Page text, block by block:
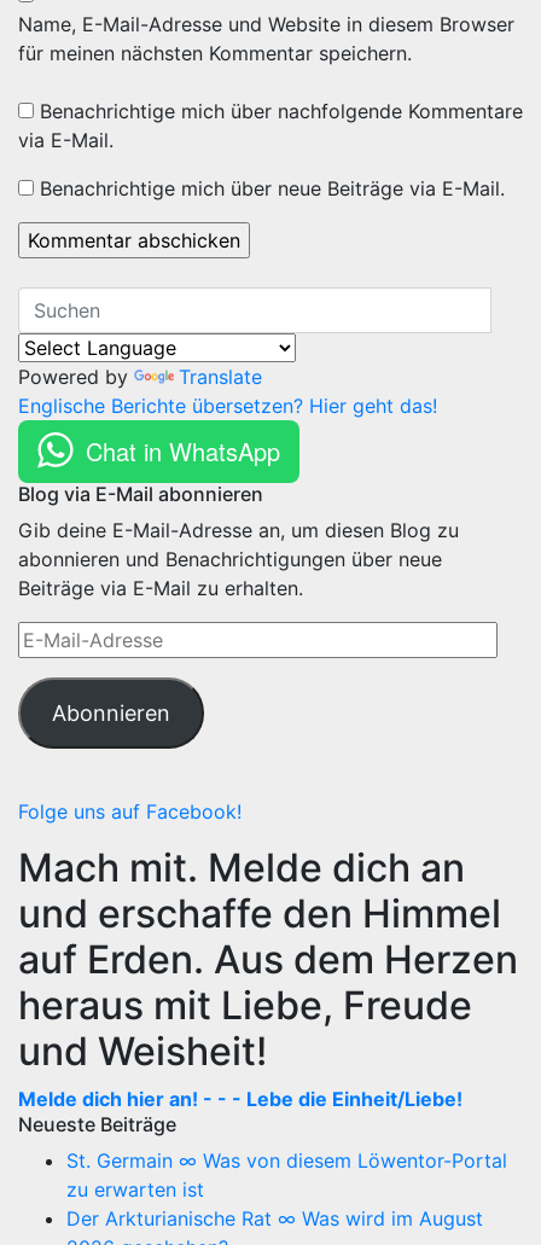
Name, E-Mail-Adresse und Website in diesem Browser
für meinen nächsten Kommentar speichern.
Benachrichtige mich über nachfolgende Kommentare
via E-Mail.
Benachrichtige mich über neue Beiträge via E-Mail.
Powered by
Translate
Englische Berichte übersetzen? Hier geht das!
Chat in WhatsApp
Blog via E-Mail abonnieren
Gib deine E-Mail-Adresse an, um diesen Blog zu
abonnieren und Benachrichtigungen über neue
Beiträge via E-Mail zu erhalten.
E-
Mail-
Adresse
Abonnieren
Folge uns auf Facebook!
Mach mit. Melde dich an
und erschaffe den Himmel
auf Erden. Aus dem Herzen
heraus mit Liebe, Freude
und Weisheit!
Melde dich hier an! - - - Lebe die Einheit/Liebe!
Neueste Beiträge
St. Germain ∞ Was von diesem Löwentor-Portal
zu erwarten ist
Der Arkturianische Rat ∞ Was wird im August